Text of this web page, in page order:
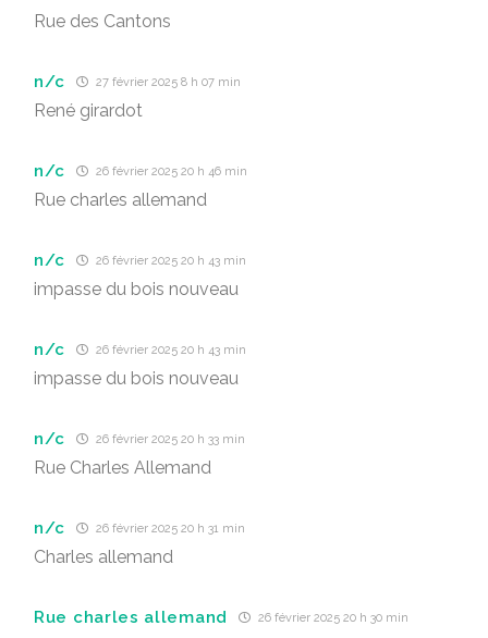
Rue des Cantons
n/c 27 février 2025 8 h 07 min
René girardot
n/c 26 février 2025 20 h 46 min
Rue charles allemand
n/c 26 février 2025 20 h 43 min
impasse du bois nouveau
n/c 26 février 2025 20 h 43 min
impasse du bois nouveau
n/c 26 février 2025 20 h 33 min
Rue Charles Allemand
n/c 26 février 2025 20 h 31 min
Charles allemand
Rue charles allemand 26 février 2025 20 h 30 min